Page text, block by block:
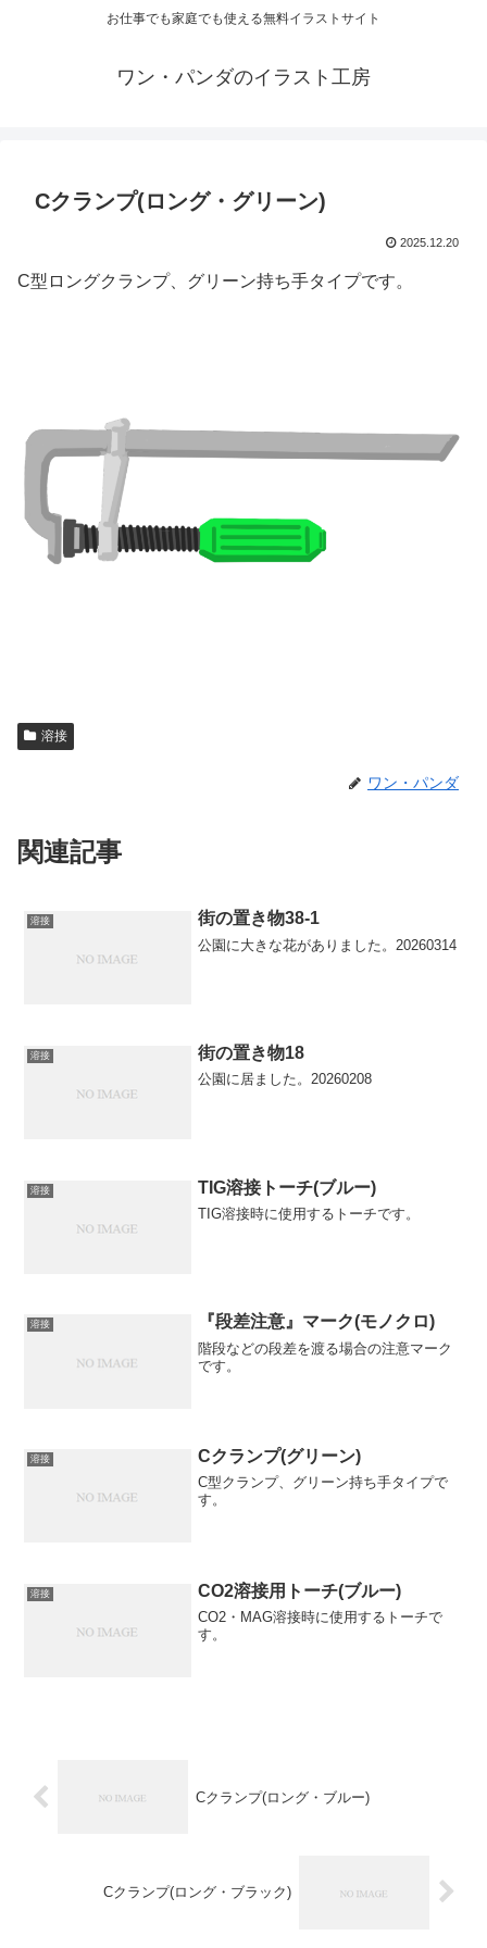
お仕事でも家庭でも使える無料イラストサイト
ワン・パンダのイラスト工房
Cクランプ(ロング・グリーン)
2025.12.20
C型ロングクランプ、グリーン持ち手タイプです。
溶接
ワン・パンダ
関連記事
溶接 街の置き物38-1
公園に大きな花がありました。20260314
溶接 街の置き物18
公園に居ました。20260208
溶接 TIG溶接トーチ(ブルー)
TIG溶接時に使用するトーチです。
溶接 『段差注意』マーク(モノクロ)
階段などの段差を渡る場合の注意マーク
です。
溶接 Cクランプ(グリーン)
C型クランプ、グリーン持ち手タイプで
す。
溶接 CO2溶接用トーチ(ブルー)
CO2・MAG溶接時に使用するトーチで
す。
Cクランプ(ロング・ブルー)
Cクランプ(ロング・ブラック)